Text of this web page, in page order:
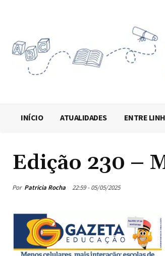
INÍCIO ATUALIDADES ENTRE
Edição 230 –
Por Patricia Rocha 22:59 - 05/05/2025